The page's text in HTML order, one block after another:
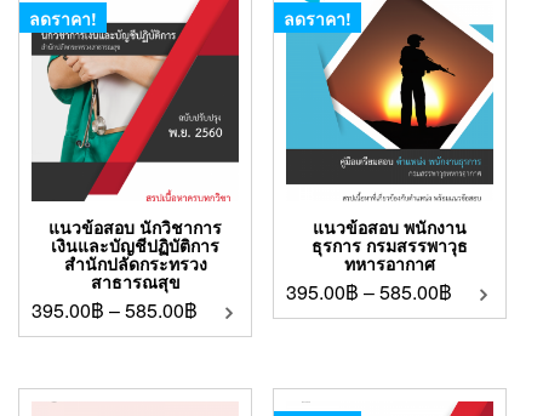
ลดราคา!
แนวข้อสอบ นักวิชาการ
เงินและบัญชีปฏิบัติการ
สำนักปลัดกระทรวง
สาธารณสุข
395.00฿ –585.00฿
ลดราคา!
แนวข้อสอบ พนักงาน
ธุรการ กรมสรรพาวุธ
ทหารอากาศ
395.00฿ –585.00฿